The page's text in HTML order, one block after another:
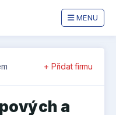
MENU
+ Přidat firmu
a